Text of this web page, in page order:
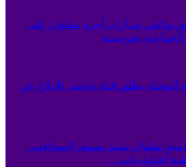
سائقي سيارات أجرة بتطوان على
نحو سبتة
المحتلة يطلق قناة تواصل للإبلاغ عن
بتطوان يشيد بصمود الصحافيين
أحداث باب…